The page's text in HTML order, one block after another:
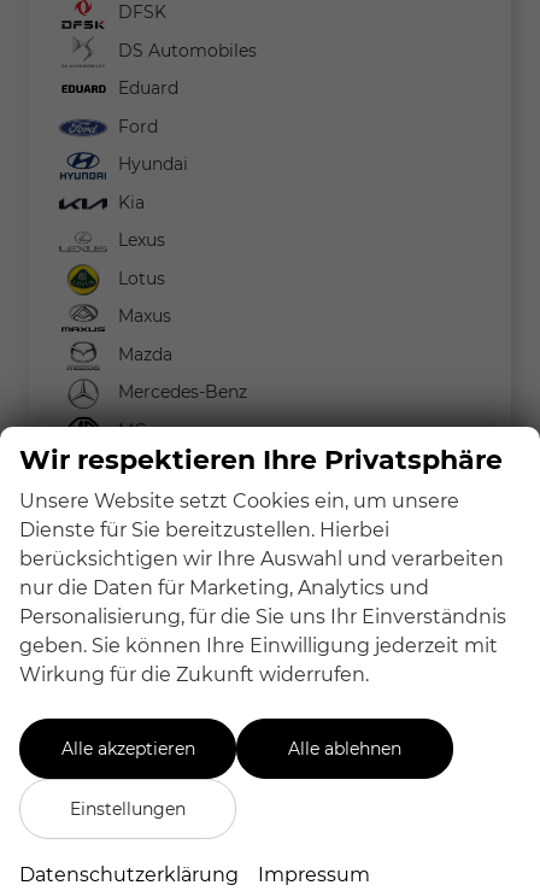
DFSK
DS Automobiles
Eduard
Ford
Hyundai
Kia
Lexus
Lotus
Maxus
Mazda
Mercedes-Benz
MG
MINI
Nissan
Renault
Seat
Skoda
Volkswagen
Volvo
Wir respektieren Ihre Privatsphäre
Unsere Website setzt Cookies ein, um unsere
Dienste für Sie bereitzustellen. Hierbei
berücksichtigen wir Ihre Auswahl und verarbeiten
nur die Daten für Marketing, Analytics und
Personalisierung, für die Sie uns Ihr Einverständnis
geben. Sie können Ihre Einwilligung jederzeit mit
Wirkung für die Zukunft widerrufen.
Alle akzeptieren Alle ablehnen
Einstellungen
Datenschutzerklärung Impressum